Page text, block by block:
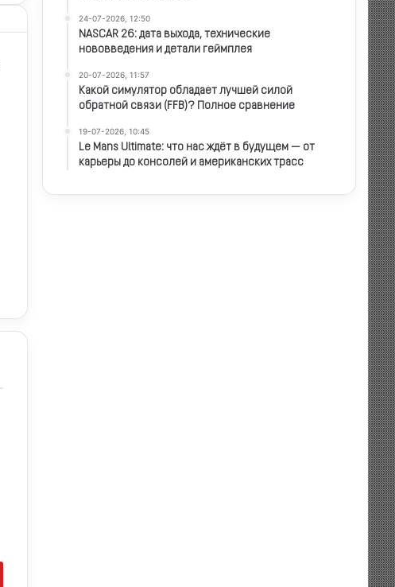
24-07-2026, 12:50
NASCAR 26: дата выхода, технические
нововведения и детали геймплея
20-07-2026, 11:57
Какой симулятор обладает лучшей силой
обратной связи (FFB)? Полное сравнение
19-07-2026, 10:45
Le Mans Ultimate: что нас ждёт в будущем — от
карьеры до консолей и американских трасс